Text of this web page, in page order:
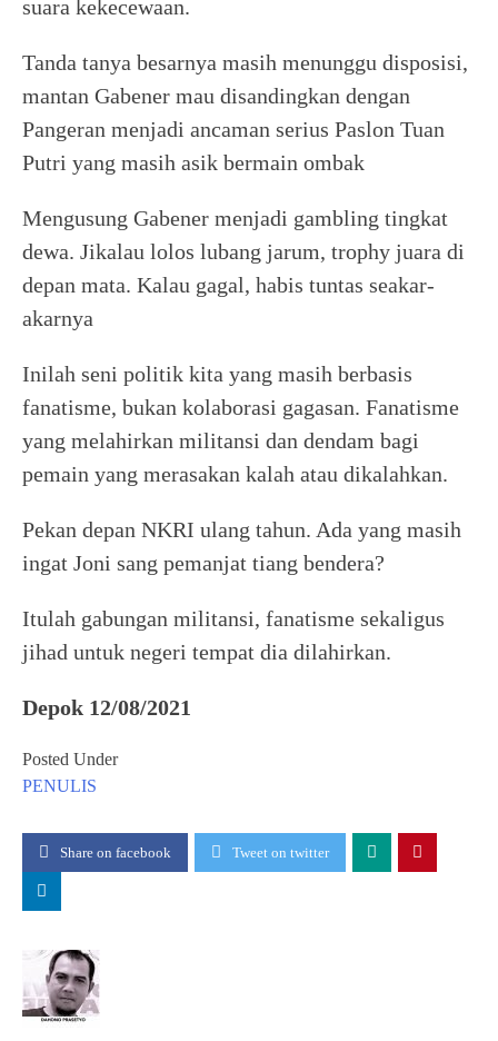
suara kekecewaan.
Tanda tanya besarnya masih menunggu disposisi,
mantan Gabener mau disandingkan dengan
Pangeran menjadi ancaman serius Paslon Tuan
Putri yang masih asik bermain ombak
Mengusung Gabener menjadi gambling tingkat
dewa. Jikalau lolos lubang jarum, trophy juara di
depan mata. Kalau gagal, habis tuntas seakar-
akarnya
Inilah seni politik kita yang masih berbasis
fanatisme, bukan kolaborasi gagasan. Fanatisme
yang melahirkan militansi dan dendam bagi
pemain yang merasakan kalah atau dikalahkan.
Pekan depan NKRI ulang tahun. Ada yang masih
ingat Joni sang pemanjat tiang bendera?
Itulah gabungan militansi, fanatisme sekaligus
jihad untuk negeri tempat dia dilahirkan.
Depok 12/08/2021
Posted Under
PENULIS
Share on facebook Tweet on twitter